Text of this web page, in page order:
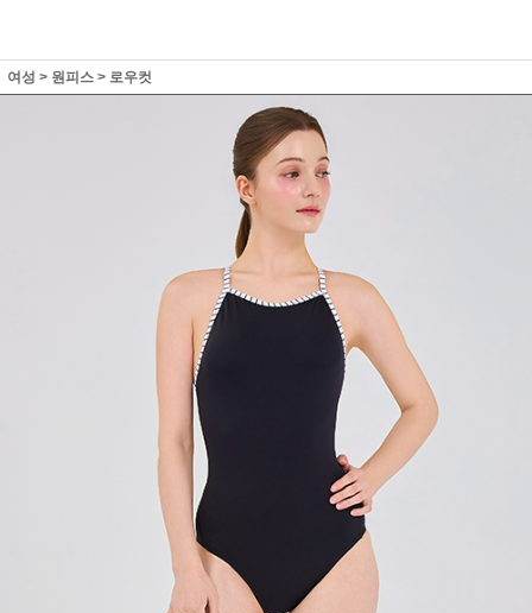
여성 > 원피스 > 로우컷